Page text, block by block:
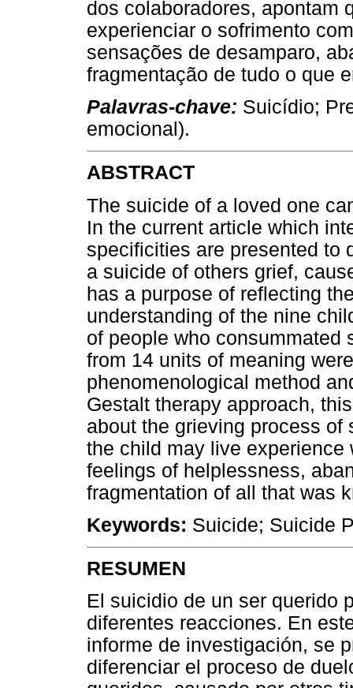
dos colaboradores, apontam
experienciar o sofrimento
sensações de desamparo,
fragmentação de tudo o que
Palavras-chave: Suicídio;
emocional).
ABSTRACT
The suicide of a loved one
In the current article which
specificities are presented to
a suicide of others grief,
has a purpose of reflecting
understanding of the nine
of people who consummated
from 14 units of meaning
phenomenological method
Gestalt therapy approach,
about the grieving process
the child may live
feelings of helplessness,
fragmentation of all that was
Keywords: Suicide; Suicide
RESUMEN
El suicidio de un ser querido
diferentes reacciones. En
informe de investigación, se
diferenciar el proceso de